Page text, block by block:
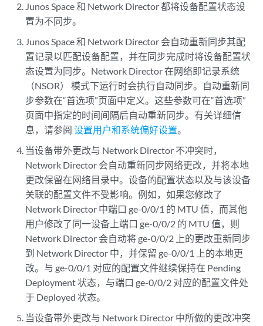
Junos Space 和 Network Director 都将设备配置状态设
置为不同步。
Junos Space 和 Network Director 会自动重新同步其配
置记录以匹配设备配置，并在同步完成时将设备配置状
态设置为同步。Network Director 在网络即记录系统
（NSOR） 模式下运行时会执行自动同步。自动重新同
步参数在“首选项”页面中定义。这些参数可在“首选项”
页面中指定的时间间隔后自动重新同步。有关详细信
息，请参阅设置用户和系统偏好设置。
当设备带外更改与 Network Director 不冲突时，
Network Director 会自动重新同步网络更改，并将本地
更改保留在网络目录中。设备的配置状态以及与该设备
关联的配置文件不受影响。例如，如果您修改了
Network Director 中端口 ge-0/0/1 的 MTU 值，而其他
用户修改了同一设备上端口 ge-0/0/2 的 MTU 值，则
Network Director 会自动将 ge-0/0/2 上的更改重新同步
到 Network Director 中，并保留 ge-0/0/1 上的本地更
改。与 ge-0/0/1 对应的配置文件继续保持在 Pending
Deployment 状态，与端口 ge-0/0/2 对应的配置文件处
于 Deployed 状态。
当设备带外更改与 Network Director 中所做的更改冲突